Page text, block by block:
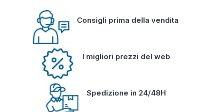
Consigli prima della vendita
I migliori prezzi del web
Spedizione in 24/48H